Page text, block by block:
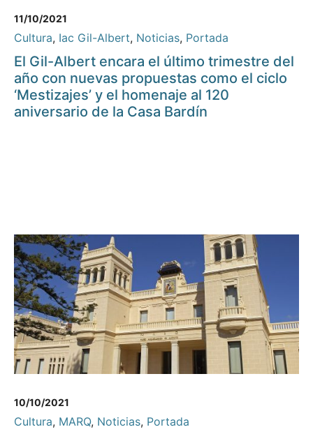
11/10/2021
Cultura, Iac Gil-Albert, Noticias, Portada
El Gil-Albert encara el último trimestre del
año con nuevas propuestas como el ciclo
‘Mestizajes’ y el homenaje al 120
aniversario de la Casa Bardín
10/10/2021
Cultura, MARQ, Noticias, Portada